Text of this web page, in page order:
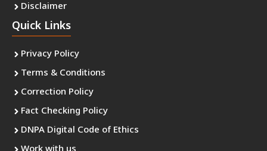
Disclaimer
Quick Links
Privacy Policy
Terms & Conditions
Correction Policy
Fact Checking Policy
DNPA Digital Code of Ethics